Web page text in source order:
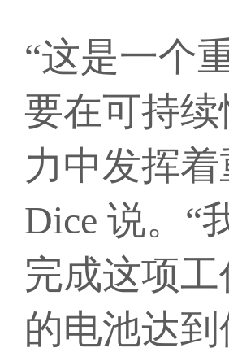
“这是一个
要在可持
力中发挥着
Dice 说。“
完成这项
的电池达